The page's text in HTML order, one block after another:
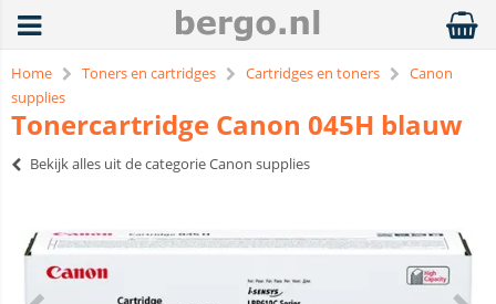
Home Toners en cartridges Cartridges en toners
Canon
supplies
Tonercartridge Canon 045H blauw
Bekijk alles uit de categorie Canon supplies